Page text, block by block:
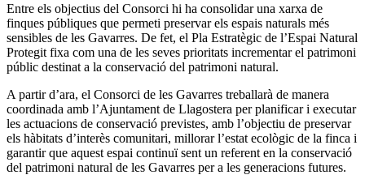
Entre els objectius del Consorci hi ha consolidar una xarxa de
finques públiques que permeti preservar els espais naturals més
sensibles de les Gavarres. De fet, el Pla Estratègic de l’Espai Natural
Protegit fixa com una de les seves prioritats incrementar el patrimoni
públic destinat a la conservació del patrimoni natural.
A partir d’ara, el Consorci de les Gavarres treballarà de manera
coordinada amb l’Ajuntament de Llagostera per planificar i executar
les actuacions de conservació previstes, amb l’objectiu de preservar
els hàbitats d’interès comunitari, millorar l’estat ecològic de la finca i
garantir que aquest espai continuï sent un referent en la conservació
del patrimoni natural de les Gavarres per a les generacions futures.